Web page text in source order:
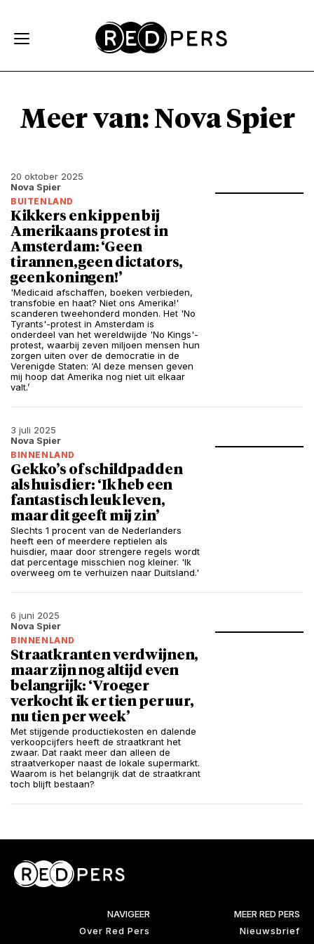
Meer van: Nova Spier
20 oktober 2025
Nova Spier
BUITENLAND
Kikkers en kippen bij
Amerikaans protest in
Amsterdam: ‘Geen
tirannen, geen dictators,
geen koningen!’
'Medicaid afschaffen, boeken verbieden,
transfobie en haat? Niet ons Amerika!'
scanderen tweehonderd monden. Het 'No
Tyrants'-protest in Amsterdam is
onderdeel van het wereldwijde 'No Kings'-
protest, waarbij zeven miljoen mensen hun
zorgen uiten over de democratie in de
Verenigde Staten: ‘Al deze mensen geven
mij hoop dat Amerika nog niet uit elkaar
valt.’
3 juli 2025
Nova Spier
BINNENLAND
Gekko’s of schildpadden
als huisdier: ‘Ik heb een
fantastisch leuk leven,
maar dit geeft mij zin’
Slechts 1 procent van de Nederlanders
heeft een of meerdere reptielen als
huisdier, maar door strengere regels wordt
dat percentage misschien nog kleiner. 'Ik
overweeg om te verhuizen naar Duitsland.'
6 juni 2025
Nova Spier
BINNENLAND
Straatkranten verdwijnen,
maar zijn nog altijd even
belangrijk: ‘Vroeger
verkocht ik er tien per uur,
nu tien per week’
Met stijgende productiekosten en dalende
verkoopcijfers heeft de straatkrant het
zwaar. Dat raakt meer dan alleen de
straatverkoper naast de lokale supermarkt.
Waarom is het belangrijk dat de straatkrant
toch blijft bestaan?
NAVIGEER
Over Red Pers
MEER RED PERS
Nieuwsbrief